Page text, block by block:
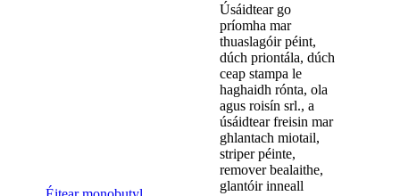
Úsáidtear go
príomha mar
thuaslagóir péint,
dúch priontála, dúch
ceap stampa le
haghaidh rónta, ola
agus roisín srl., a
úsáidtear freisin mar
ghlantach miotail,
striper péinte,
remover bealaithe,
glantóir inneall